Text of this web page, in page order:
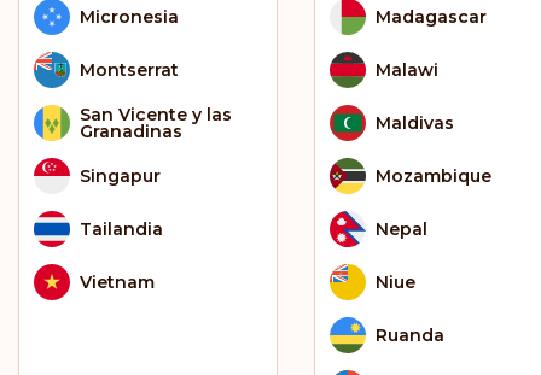
Micronesia
Montserrat
San Vicente y las
Granadinas
Singapur
Tailandia
Vietnam
Madagascar
Malawi
Maldivas
Mozambique
Nepal
Niue
Ruanda